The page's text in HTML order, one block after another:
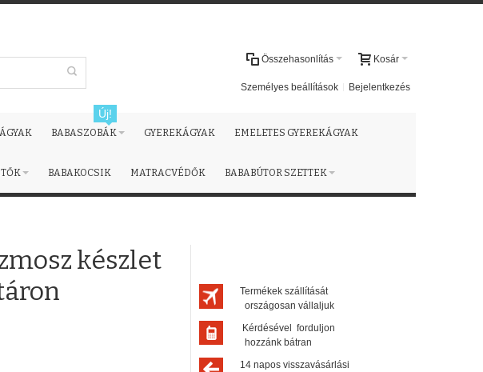
Kosár
Összehasonlítás
Személyes beállítások Bejelentkezés
BABASZOBÁK
Új!
GYEREKÁGYAK EMELETES GYEREKÁGYAK
BABAKOCSIK MATRACVÉDŐK BABABÚTOR SZETTEK
készlet
Termékek szállítását
országosan vállaljuk
Kérdésével forduljon
hozzánk bátran
14 napos visszavásárlási